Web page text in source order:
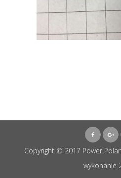
Copyright © 2017 Power
wykonanie